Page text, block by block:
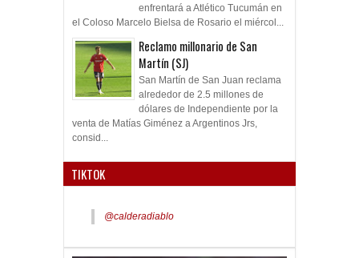
enfrentará a Atlético Tucumán en
el Coloso Marcelo Bielsa de Rosario el miércol...
Reclamo millonario de San
Martín (SJ)
San Martín de San Juan reclama
alrededor de 2.5 millones de
dólares de Independiente por la
venta de Matías Giménez a Argentinos Jrs,
consid...
TIKTOK
@calderadiablo